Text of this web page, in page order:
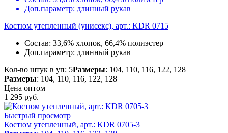
Доп.параметр: длинный рукав
Костюм утепленный (унисекс), арт.: KDR 0715
Состав: 33,6% хлопок, 66,4% полиэстер
Доп.параметр: длинный рукав
Кол-во штук в уп: 5Размеры: 104, 110, 116, 122, 128
Размеры: 104, 110, 116, 122, 128
Цена оптом
1 295 руб.
Быстрый просмотр
Костюм утепленный, арт.: KDR 0705-3